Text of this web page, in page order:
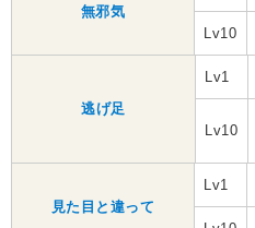
無邪気
Lv10
逃げ足
Lv1
Lv10
見た目と違って
Lv1